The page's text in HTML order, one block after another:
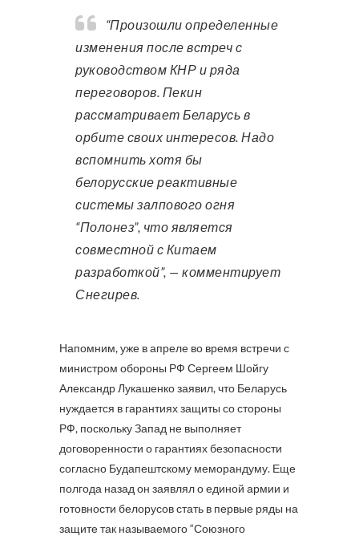
“Произошли определенные
изменения после встреч с
руководством КНР и ряда
переговоров. Пекин
рассматривает Беларусь в
орбите своих интересов. Надо
вспомнить хотя бы
белорусские реактивные
системы залпового огня
“Полонез”, что является
совместной с Китаем
разработкой”, — комментирует
Снегирев.
Напомним, уже в апреле во время встречи с
министром обороны РФ Сергеем Шойгу
Александр Лукашенко заявил, что Беларусь
нуждается в гарантиях защиты со стороны
РФ, поскольку Запад не выполняет
договоренности о гарантиях безопасности
согласно Будапештскому меморандуму. Еще
полгода назад он заявлял о единой армии и
готовности белорусов стать в первые ряды на
защите так называемого “Союзного